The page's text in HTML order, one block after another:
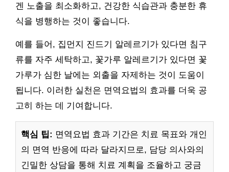
겐 노출을 최소화하고, 건강한 식습관과 충분한 휴
식을 병행하는 것이 좋습니다.
예를 들어, 집먼지 진드기 알레르기가 있다면 침구
류를 자주 세탁하고, 꽃가루 알레르기가 있다면 꽃
가루가 심한 날에는 외출을 자제하는 것이 도움이
됩니다. 이러한 실천은 면역요법의 효과를 더욱 공
고히 하는 데 기여합니다.
핵심 팁: 면역요법 효과 기간은 치료 목표와 개인
의 면역 반응에 따라 달라지므로, 담당 의사와의
긴밀한 상담을 통해 치료 계획을 조율하고 궁금